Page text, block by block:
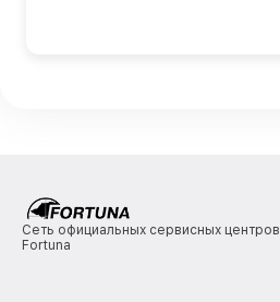
Сеть официальных сервисных центров
Fortuna